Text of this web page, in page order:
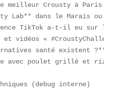
meilleur Crousty à Paris ?**
Lab** dans le Marais ou
TikTok a-t-il eu sur le
et vidéos «
santé existent ?**
avec poulet grillé et riz
(debug interne)